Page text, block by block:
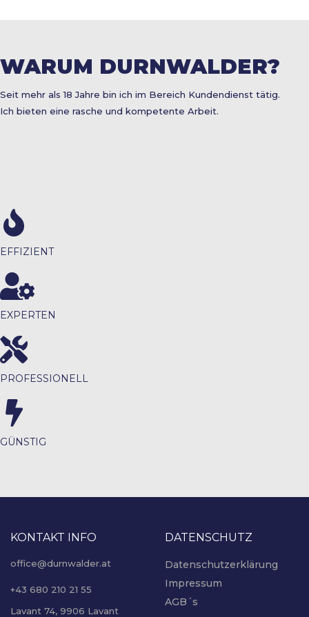
WARUM DURNWALDER?
Seit mehr als 18 Jahre bin ich im Bereich Kundendienst tätig.
Ich bieten eine rasche und kompetente Arbeit.
EFFIZIENT
EXPERTEN
PROFESSIONELL
GÜNSTIG
KONTAKT INFO
office@durnwalder.at
+43 680 210 21 55
Lavant 74, 9906 Lavant
DATENSCHUTZ
Datenschutzerklärung
Impressum
AGB´s